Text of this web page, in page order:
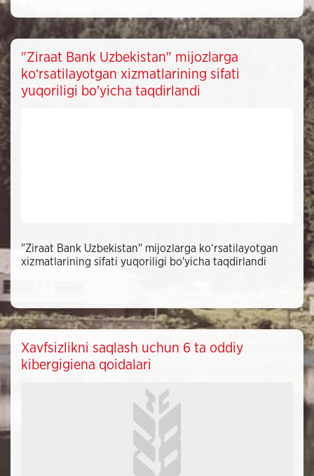
"Ziraat Bank Uzbekistan" mijozlarga
ko‘rsatilayotgan xizmatlarining sifati
yuqoriligi bo'yicha taqdirlandi
"Ziraat Bank Uzbekistan" mijozlarga ko‘rsatilayotgan
xizmatlarining sifati yuqoriligi bo'yicha taqdirlandi
Xavfsizlikni saqlash uchun 6 ta oddiy
kibergigiena qoidalari